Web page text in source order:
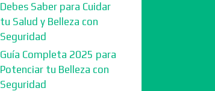
Debes Saber para Cuidar
tu Salud y Belleza con
Seguridad
Guía Completa 2025 para
Potenciar tu Belleza con
Seguridad